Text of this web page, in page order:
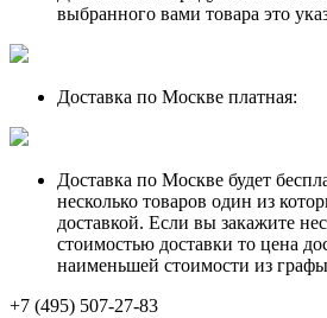
выбранного вами товара это
Доставка по Москве платная:
Доставка по Москве будет
несколько товаров один из
доставкой. Если вы закажите
стоимостью доставки то цена
наименьшей стоимости из графы
+7 (495) 507-27-83